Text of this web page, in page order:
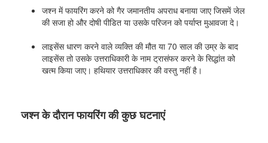
जश्न में फायरिंग करने को गैर जमानतीय अपराध बनाया जाए जिसमें जेल
की सजा हो और दोषी पीडित या उसके परिजन को पर्याप्त मुआवजा दे।
लाइसेंस धारण करने वाले व्यक्ति की मौत या 70 साल की उम्र के बाद
लाइसेंस तो उसके उत्तराधिकारी के नाम ट्रासंफर करने के सिद्धांत को
खत्म किया जाए। हथियार उत्तराधिकार की वस्तु नहीं है।
जश्नकेदौरानफायरिंगकीकुछघटनाएं